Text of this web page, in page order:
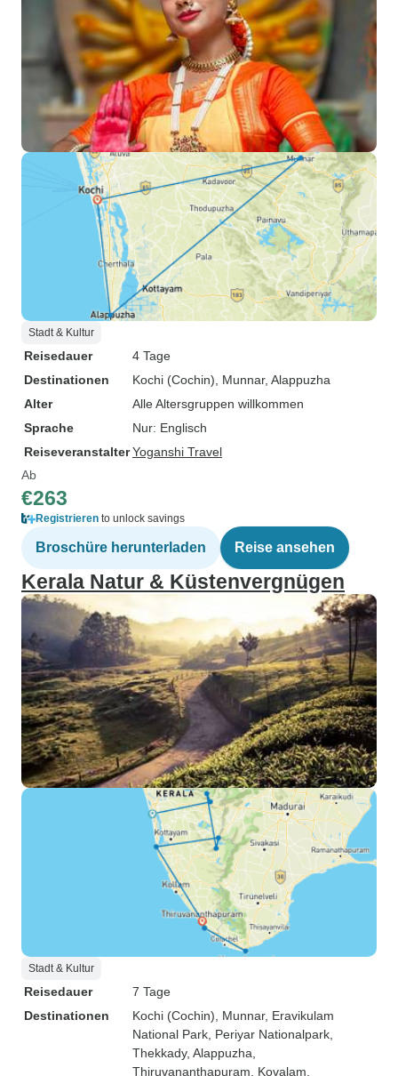
Stadt & Kultur
Reisedauer
4 Tage
Destinationen
Kochi (Cochin) , Munnar, Alappuzha
Alter
Alle Altersgruppen willkommen
Sprache
Nur: Englisch
ReiseveranstalterYoganshi Travel
Ab
€263
Registrieren to unlock savings
Broschüre herunterladen Reise ansehen
Kerala Natur & Küstenvergnügen
Stadt & Kultur
Reisedauer
7 Tage
Destinationen
Kochi (Cochin) , Munnar, Eravikulam
National Park , Periyar Nationalpark
Thekkady, Alappuzha
Thiruvananthapuram , Kovalam